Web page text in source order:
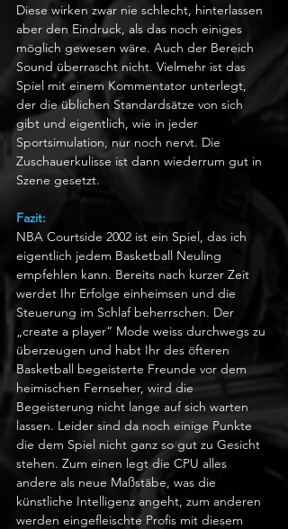
Diese wirken zwar nie schlecht, hinterlassen
aber den Eindruck, als das noch einiges
möglich gewesen wäre. Auch der Bereich
Sound überrascht nicht. Vielmehr ist das
Spiel mit einem Kommentator unterlegt,
der die üblichen Standardsätze von sich
gibt und eigentlich, wie in jeder
Sportsimulation, nur noch nervt. Die
Zuschauerkulisse ist dann wiederrum gut in
Szene gesetzt.
Fazit:
NBA Courtside 2002 ist ein Spiel, das ich
eigentlich jedem Basketball Neuling
empfehlen kann. Bereits nach kurzer Zeit
werdet Ihr Erfolge einheimsen und die
Steuerung im Schlaf beherrschen. Der
„create a player“ Mode weiss durchwegs zu
überzeugen und habt Ihr des öfteren
Basketball begeisterte Freunde vor dem
heimischen Fernseher, wird die
Begeisterung nicht lange auf sich warten
lassen. Leider sind da noch einige Punkte
die dem Spiel nicht ganz so gut zu Gesicht
stehen. Zum einen legt die CPU alles
andere als neue Maßstäbe, was die
künstliche Intelligenz angeht, zum anderen
werden eingefleischte Profis mit diesem